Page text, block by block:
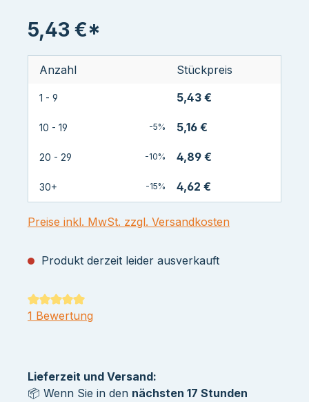
5,43 €*
Anzahl Stückpreis
1 - 9 5,43 €
10 - 19 -5% 5,16 €
20 - 29 -10% 4,89 €
30+ -15% 4,62 €
Preise inkl. MwSt. zzgl. Versandkosten
Produkt derzeit leider ausverkauft
Durchschnittliche Bewertung von 5 von 5 Sternen
1 Bewertung
Lieferzeit und Versand:
📦 Wenn Sie in den nächsten 17 Stunden